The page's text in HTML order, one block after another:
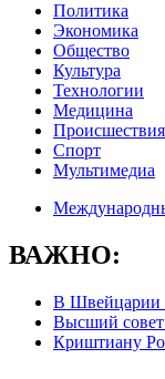
Политика
Экономика
Общество
Культура
Технологии
Медицина
Происшествия
Спорт
Мультимедиа
ВАЖНО:
В Швейцарии
Высший совет
Криштиану